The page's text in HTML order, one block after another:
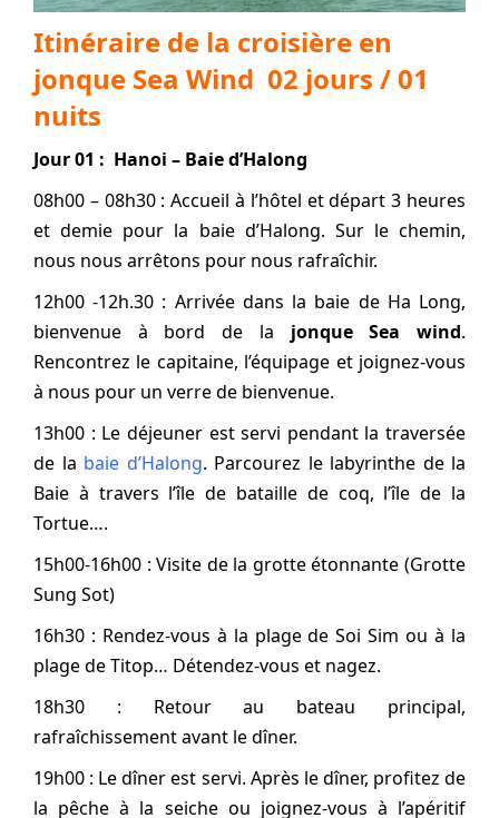
Itinéraire de la croisière en
jonque Sea Wind 02 jours / 01
nuits
Jour 01 : Hanoi – Baie d’Halong
08h00 – 08h30 : Accueil à l’hôtel et départ 3 heures
et demie pour la baie d’Halong. Sur le chemin,
nous nous arrêtons pour nous rafraîchir.
12h00 -12h.30 : Arrivée dans la baie de Ha Long,
bienvenue à bord de la jonque Sea wind.
Rencontrez le capitaine, l’équipage et joignez-vous
à nous pour un verre de bienvenue.
13h00 : Le déjeuner est servi pendant la traversée
de la baie d’Halong. Parcourez le labyrinthe de la
Baie à travers l’île de bataille de coq, l’île de la
Tortue….
15h00-16h00 : Visite de la grotte étonnante (Grotte
Sung Sot)
16h30 : Rendez-vous à la plage de Soi Sim ou à la
plage de Titop… Détendez-vous et nagez.
18h30 : Retour au bateau principal,
rafraîchissement avant le dîner.
19h00 : Le dîner est servi. Après le dîner, profitez de
la pêche à la seiche ou joignez-vous à l’apéritif